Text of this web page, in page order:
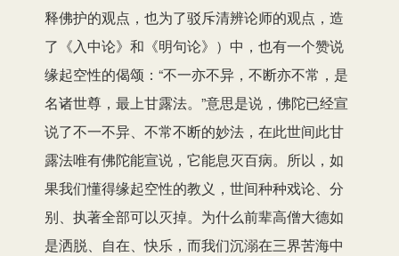
释佛护的观点，也为了驳斥清辨论师的观点，造
了《入中论》和《明句论》）中，也有一个赞说
缘起空性的偈颂：“不一亦不异，不断亦不常，是
名诸世尊，最上甘露法。”意思是说，佛陀已经宣
说了不一不异、不常不断的妙法，在此世间此甘
露法唯有佛陀能宣说，它能息灭百病。所以，如
果我们懂得缘起空性的教义，世间种种戏论、分
别、执著全部可以灭掉。为什么前辈高僧大德如
是洒脱、自在、快乐，而我们沉溺在三界苦海中